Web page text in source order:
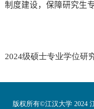
制度建设，保障研究生
2024级硕士专业学位研
版权所有©江汉大学 2024